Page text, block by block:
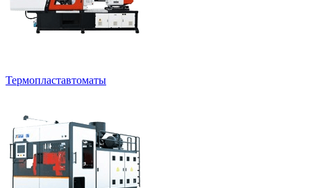
Термопластавтоматы